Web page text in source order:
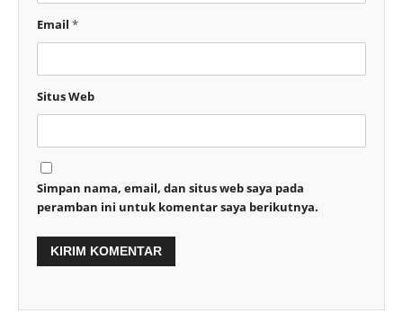
Email *
Situs Web
Simpan nama, email, dan situs web saya pada
peramban ini untuk komentar saya berikutnya.